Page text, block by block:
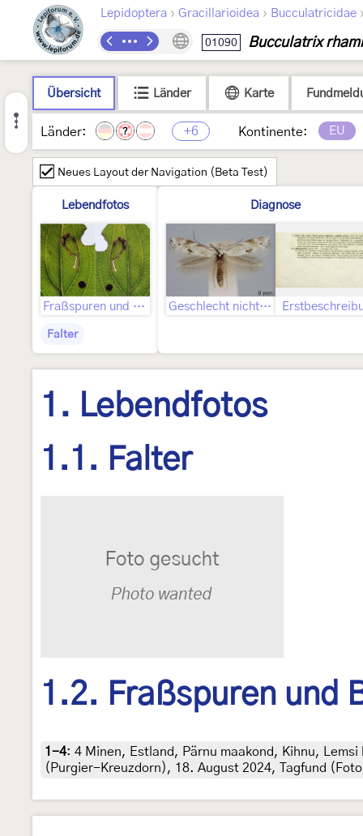
Lepidoptera › Gracillarioidea › Bucculatricidae
01090 Bucculatrix
Übersicht Länder Karte
Länder: ? +6 Kontinente: EU
Neues Layout der Navigation (Beta Test)
Lebendfotos
Fraßspuren und Befallsbild
Falter
Diagnose
Geschlecht nicht bestimmt
1. Lebendfotos
1.1. Falter
1.2. Fraßspuren und
1-4: 4 Minen, Estland, Pärnu maakond, Kihnu,
(Purgier-Kreuzdorn), 18. August 2024, Tagfund